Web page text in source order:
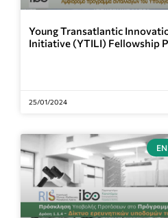
Young Transatlantic
Initiative (YTILI) Fellowship
25/01/2024